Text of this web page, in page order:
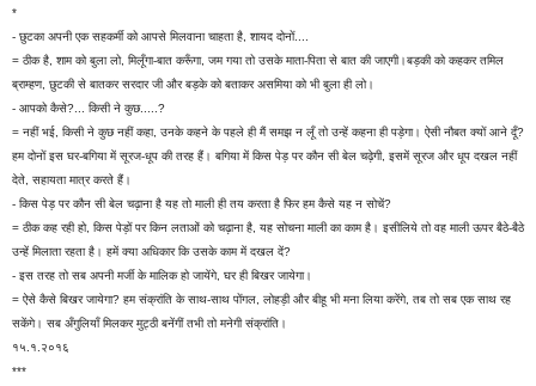
*
- छुटका अपनी एक सहकर्मी को आपसे मिलवाना चाहता है, शायद दोनों....
= ठीक है, शाम को बुला लो, मिलूँगा-बात करूँगा, जम गया तो उसके माता-पिता से बात की जाएगी।बड़की को कहकर तमिल
ब्राम्हण, छुटकी से बातकर सरदार जी और बड़के को बताकर असमिया को भी बुला ही लो।
- आपको कैसे?... किसी ने कुछ.....?
= नहीं भई, किसी ने कुछ नहीं कहा, उनके कहने के पहले ही मैं समझ न लूँ तो उन्हें कहना ही पड़ेगा। ऐसी नौबत क्यों आने दूँ?
हम दोनों इस घर-बगिया में सूरज-धूप की तरह हैं। बगिया में किस पेड़ पर कौन सी बेल चढ़ेगी, इसमें सूरज और धूप दखल नहीं
देते, सहायता मात्र करते हैं।
- किस पेड़ पर कौन सी बेल चढ़ाना है यह तो माली ही तय करता है फिर हम कैसे यह न सोचें?
= ठीक कह रही हो, किस पेड़ों पर किन लताओं को चढ़ाना है, यह सोचना माली का काम है। इसीलिये तो वह माली ऊपर बैठे-बैठे
उन्हें मिलाता रहता है। हमें क्या अधिकार कि उसके काम में दखल दें?
- इस तरह तो सब अपनी मर्जी के मालिक हो जायेंगे, घर ही बिखर जायेगा।
= ऐसे कैसे बिखर जायेगा? हम संक्रांति के साथ-साथ पोंगल, लोहड़ी और बीहू भी मना लिया करेंगे, तब तो सब एक साथ रह
सकेंगे। सब अँगुलियाँ मिलकर मुट्ठी बनेंगीं तभी तो मनेगी संक्रांति।
१५.१.२०१६
***